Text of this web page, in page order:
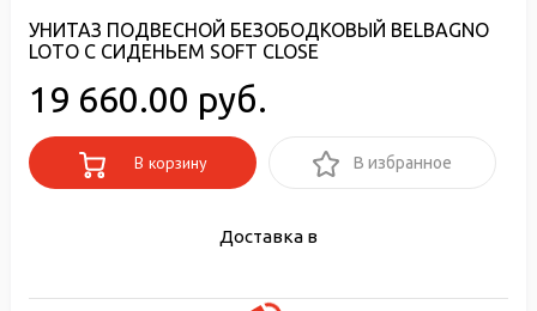
УНИТАЗ ПОДВЕСНОЙ БЕЗОБОДКОВЫЙ BELBAGNO
LOTO С СИДЕНЬЕМ SOFT CLOSE
19 660.00 руб.
В корзину В избранное
Доставка в